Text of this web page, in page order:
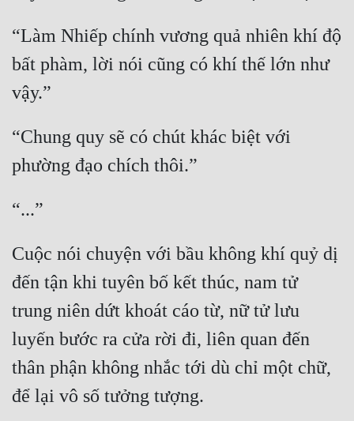
“Làm Nhiếp chính vương quả nhiên khí độ
bất phàm, lời nói cũng có khí thế lớn như
“Chung quy sẽ có chút khác biệt với
Cuộc nói chuyện với bầu không khí quỷ dị
đến tận khi tuyên bố kết thúc, nam tử
trung niên dứt khoát cáo từ, nữ tử lưu
luyến bước ra cửa rời đi, liên quan đến
thân phận không nhắc tới dù chỉ một chữ,